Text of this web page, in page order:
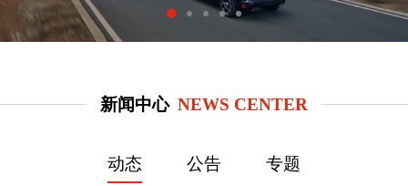
新闻中心 NEWS CENTER
动态 公告 专题